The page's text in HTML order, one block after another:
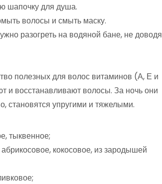
шапочку для душа.
волосы и смыть маску.
разогреть на водяной бане, не доводя
полезных для волос витаминов (А, Е и
и восстанавливают волосы. За ночь они
становятся упругими и тяжелыми.
тыквенное;
кокосовое, из зародышей